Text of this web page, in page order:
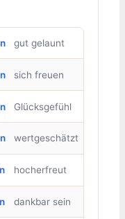
gut gelaunt
sich freuen
Glücksgefühl
wertgeschätzt
hocherfreut
dankbar sein